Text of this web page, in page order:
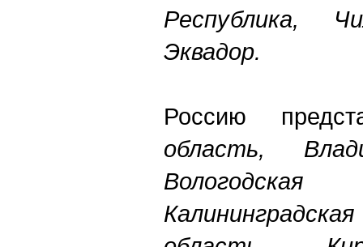
Республика,
Эквадор.
Россию
область,